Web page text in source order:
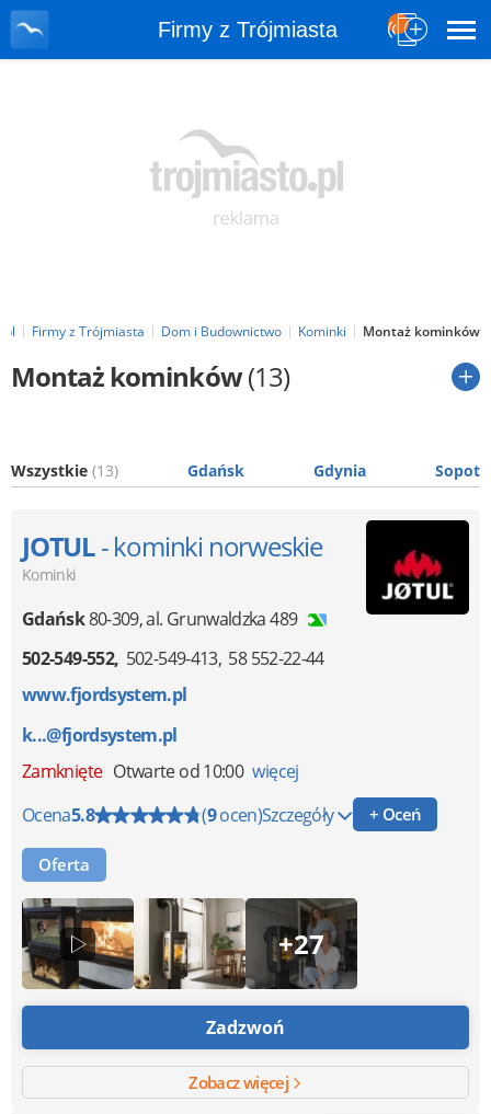
Firmy z Trójmiasta
Firmy z Trójmiasta Dom i Budownictwo Kominki Montaż kominków
Montaż kominków(13)
Wszystkie (13) Gdańsk Gdynia Sopot
JOTUL- kominki norweskie
Kominki
Gdańsk80-309,al. Grunwaldzka 489
502-549-552 502-549-413 58 552-22-44
www.fjordsystem.pl
k...@fjordsystem.pl
Zamknięte Otwarte od 10:00 więcej
Ocena5.8 (9ocen)Szczegóły + Oceń
Oferta
+27
Zadzwoń
Zobacz więcej